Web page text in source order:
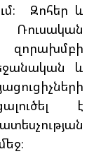
Զոհեր և
և
է